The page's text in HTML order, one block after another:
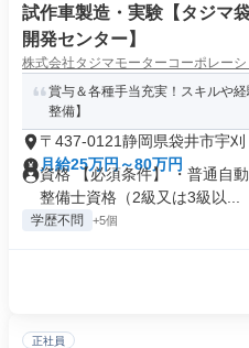
試作車製造・実験【タジマ
開発センター】
株式会社タジマモーターコーポレーシ
賞与＆各種手当充実！スキルや
整備】
〒437-0121静岡県袋井市宇刈
月給25万円～80万円
資格 【必須条件】 ・普通自
整備士資格（2級又は3級以...
学歴不問 +5個
正社員